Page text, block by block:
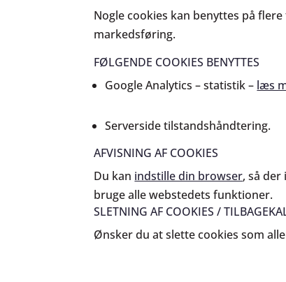
Nogle cookies kan benyttes på
markedsføring.
FØLGENDE COOKIES BENYTTES
Google Analytics – statistik – læs
Serverside tilstandshåndtering.
AFVISNING AF COOKIES
Du kan indstille din browser, så
bruge alle webstedets funktioner.
SLETNING AF COOKIES /
Ønsker du at slette cookies som